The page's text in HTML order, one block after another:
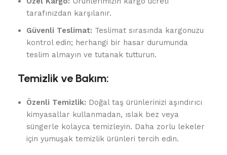
tarafınızdan karşılanır.
Güvenli Teslimat: Teslimat sırasında kargonuzu
kontrol edin; herhangi bir hasar durumunda
teslim almayın ve tutanak tutturun.
Temizlik ve Bakım:
Özenli Temizlik: Doğal taş ürünlerinizi aşındırıcı
kimyasallar kullanmadan, ıslak bez veya
süngerle kolayca temizleyin. Daha zorlu lekeler
için yumuşak temizlik ürünleri tercih edin.